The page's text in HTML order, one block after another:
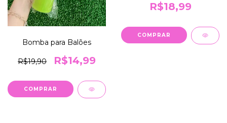
Bomba para Balões
R$19,90 R$14,99
R$18,99